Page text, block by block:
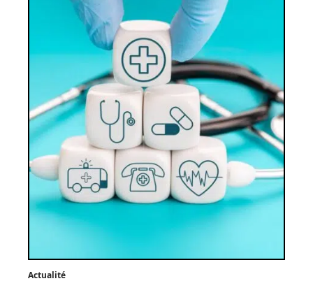
Actualité